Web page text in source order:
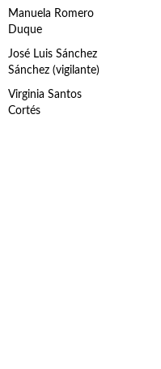
Manuela Romero
Duque
José Luis Sánchez
Sánchez (vigilante)
Virginia Santos
Cortés